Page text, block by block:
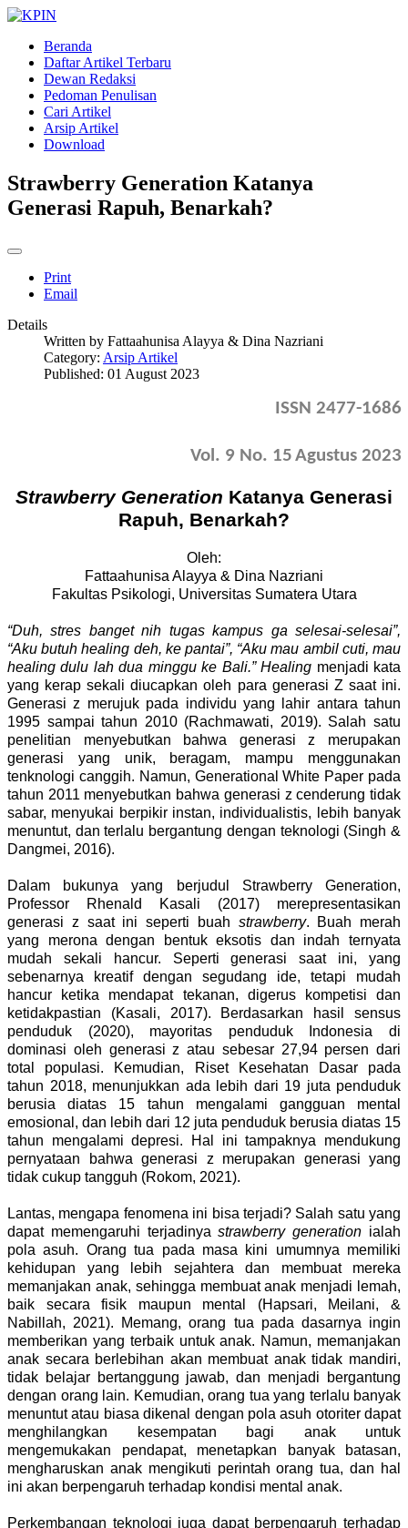
Beranda
Daftar Artikel Terbaru
Dewan Redaksi
Pedoman Penulisan
Cari Artikel
Arsip Artikel
Download
Strawberry Generation Katanya
Generasi Rapuh, Benarkah?
Print
Email
Details
Written by Fattaahunisa Alayya & Dina Nazriani
Category: Arsip Artikel
Published: 01 August 2023
ISSN 2477-1686
Vol. 9 No. 15Agustus2023
Strawberry Generation Katanya Generasi
Rapuh, Benarkah?
Oleh:
Fattaahunisa Alayya & Dina Nazriani
Fakultas Psikologi, Universitas Sumatera Utara
“Duh, stres banget nih tugas kampus ga selesai-selesai”,
“Aku butuh healing deh, ke pantai”, “Aku mau ambil cuti, mau
healing dulu lah dua minggu ke Bali.” Healing menjadi kata
yang kerap sekali diucapkan oleh para generasi Z saat ini.
Generasi z merujuk pada individu yang lahir antara tahun
1995 sampai tahun 2010 (Rachmawati, 2019). Salah satu
penelitian menyebutkan bahwa generasi z merupakan
generasi yang unik, beragam, mampu menggunakan
tenknologi canggih. Namun, Generational White Paper pada
tahun 2011 menyebutkan bahwa generasi z cenderung tidak
sabar, menyukai berpikir instan, individualistis, lebih banyak
menuntut, dan terlalu bergantung dengan teknologi (Singh&
Dangmei, 2016).
Dalam bukunya yang berjudul Strawberry Generation,
Professor Rhenald Kasali (2017) merepresentasikan
generasi z saat ini seperti buah strawberry. Buah merah
yang merona dengan bentuk eksotis dan indah ternyata
mudah sekali hancur. Seperti generasi saat ini, yang
sebenarnya kreatif dengan segudang ide, tetapi mudah
hancur ketika mendapat tekanan, digerus kompetisi dan
ketidakpastian (Kasali, 2017). Berdasarkan hasil sensus
penduduk (2020), mayoritas penduduk Indonesia di
dominasi oleh generasi z atau sebesar 27,94 persen dari
total populasi. Kemudian,
Riset Kesehatan Dasar pada
tahun 2018, menunjukkan ada
lebih dari 19 juta penduduk
berusiadiatas 15 tahun mengalami gangguan mental
emosional, dan lebih dari 12 juta penduduk berusia diatas 15
tahun mengalami depresi. Hal ini tampaknya mendukung
pernyataan bahwa generasi z merupakan generasi yang
tidak cukup tangguh (Rokom, 2021).
Lantas, mengapa fenomena ini bisa terjadi? Salah satu yang
dapat memengaruhi terjadinyastrawberry generation ialah
pola asuh. Orang tua pada masa kini umumnya memiliki
kehidupan yang lebih sejahtera dan membuat mereka
memanjakan anak, sehingga membuat anak menjadi lemah,
baik secara fisik maupun mental (Hapsari, Meilani, &
Nabillah, 2021). Memang, orang tua pada dasarnya ingin
memberikan yang terbaik untuk anak. Namun, memanjakan
anak secara berlebihan akan membuat anak tidak mandiri,
tidak belajar bertanggung jawab, dan menjadi bergantung
dengan orang lain. Kemudian, orang tua yang terlalu banyak
menuntut atau biasa dikenal dengan pola asuh otoriter dapat
menghilangkan
kesempatan bagi anak untuk
mengemukakan pendapat, menetapkan banyak batasan,
mengharuskan anak mengikuti perintah orang tua, dan hal
ini akan berpengaruh terhadap kondisi mental anak.
Perkembangan teknologi juga dapat berpengaruh terhadap